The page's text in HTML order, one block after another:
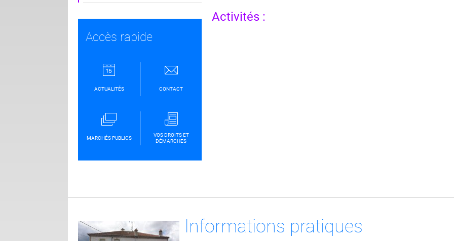
Activités :
Accès rapide
ACTUALITÉS CONTACT
MARCHÉS PUBLICS
VOS DROITS ET
DÉMARCHES
Informations pratiques